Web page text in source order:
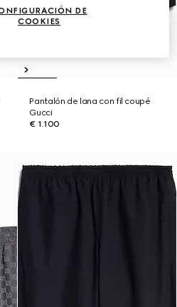
Pantalón de lana con fil coupé
Gucci
€ 1.100
DE
COOKIES